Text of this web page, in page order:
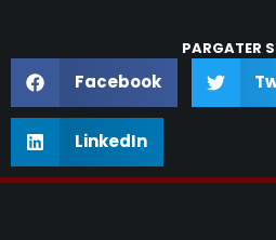
PARGATER
Facebook
LinkedIn